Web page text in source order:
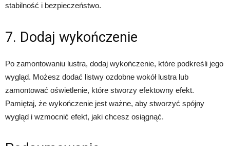
stabilność i bezpieczeństwo.
7. Dodaj wykończenie
Po zamontowaniu lustra, dodaj wykończenie, które podkreśli jego
wygląd. Możesz dodać listwy ozdobne wokół lustra lub
zamontować oświetlenie, które stworzy efektowny efekt.
Pamiętaj, że wykończenie jest ważne, aby stworzyć spójny
wygląd i wzmocnić efekt, jaki chcesz osiągnąć.